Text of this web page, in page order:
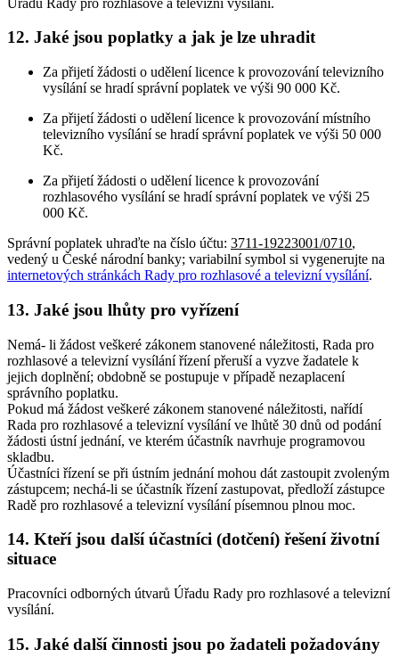
12. Jaké jsou poplatky a jak je lze uhradit
Za přijetí žádosti o udělení licence k provozování televizního
vysílání se hradí správní poplatek ve výši 90 000 Kč.
Za přijetí žádosti o udělení licence k provozování místního
televizního vysílání se hradí správní poplatek ve výši 50 000
Kč.
Za přijetí žádosti o udělení licence k provozování
rozhlasového vysílání se hradí správní poplatek ve výši 25
000 Kč.
Správní poplatek uhraďte na číslo účtu: 3711-19223001/0710,
vedený u České národní banky; variabilní symbol si vygenerujte na
internetových stránkách Rady pro rozhlasové a televizní vysílání.
13. Jaké jsou lhůty pro vyřízení
Nemá- li žádost veškeré zákonem stanovené náležitosti, Rada pro
rozhlasové a televizní vysílání řízení přeruší a vyzve žadatele k
jejich doplnění; obdobně se postupuje v případě nezaplacení
správního poplatku.
Pokud má žádost veškeré zákonem stanovené náležitosti, nařídí
Rada pro rozhlasové a televizní vysílání ve lhůtě 30 dnů od podání
žádosti ústní jednání, ve kterém účastník navrhuje programovou
skladbu.
Účastníci řízení se při ústním jednání mohou dát zastoupit zvoleným
zástupcem; nechá-li se účastník řízení zastupovat, předloží zástupce
Radě pro rozhlasové a televizní vysílání písemnou plnou moc.
14. Kteří jsou další účastníci (dotčení) řešení životní
situace
Pracovníci odborných útvarů Úřadu Rady pro rozhlasové a televizní
vysílání.
15. Jaké další činnosti jsou po žadateli požadovány